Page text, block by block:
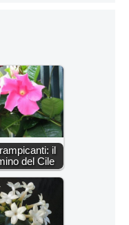
il
del Cile